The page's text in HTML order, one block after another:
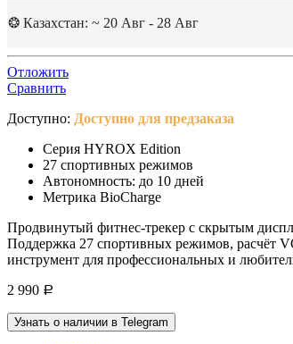
❂ Казахстан: ~ 20 Авг - 28 Авг
Отложить
Сравнить
Доступно: Доступно для предзаказа
Серия HYROX Edition
27 спортивных режимов
Автономность: до 10 дней
Метрика BioCharge
Продвинутый фитнес-трекер с скрытым
Поддержка 27 спортивных режимов, расчёт
инструмент для профессиональных и
2 990 Р
Узнать о наличии в Telegram